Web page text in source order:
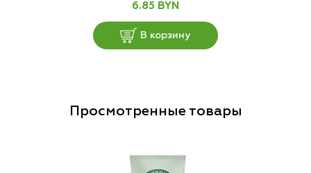
6.85 BYN
В корзину
Просмотренные товары